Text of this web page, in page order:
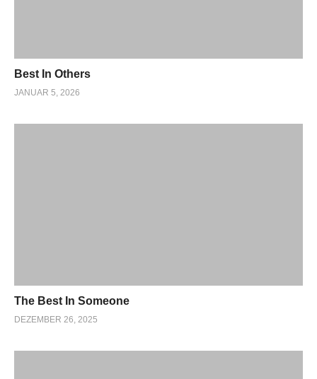
Best In Others
JANUAR 5, 2026
The Best In Someone
DEZEMBER 26, 2025